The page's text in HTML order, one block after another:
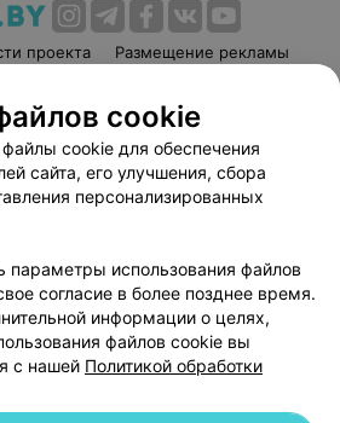
проекта
Размещение рекламы
соглашение
Способы оплаты
Партнеры
руководителю 103.by
персональных данных
cookie
cookie для обеспечения
сайта, его улучшения, сбора
персонализированных
параметры использования файлов
согласие в более позднее время.
информации о целях,
файлов cookie вы
с нашей Политикой обработки